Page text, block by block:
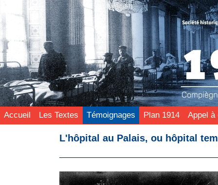
Accueil Les Textes Témoignages Plan 1914 Appel à
L'hôpital au Palais, ou hôpital